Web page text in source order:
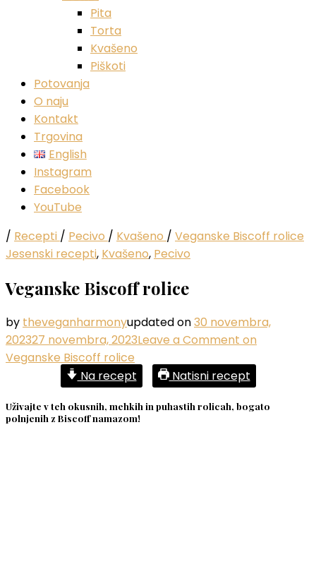
Pita
Torta
Kvašeno
Piškoti
Potovanja
O naju
Kontakt
Trgovina
English
Instagram
Facebook
YouTube
/ Recepti / Pecivo / Kvašeno / Veganske Biscoff rolice
Jesenski recepti, Kvašeno, Pecivo
Veganske Biscoff rolice
by theveganharmonyupdated on30 novembra,
202327 novembra, 2023Leave a Comment on
Veganske Biscoff rolice
Na recept
Natisni recept
Uživajte v teh okusnih, mehkih in puhastih rolicah, bogato
polnjenih z Biscoff namazom!